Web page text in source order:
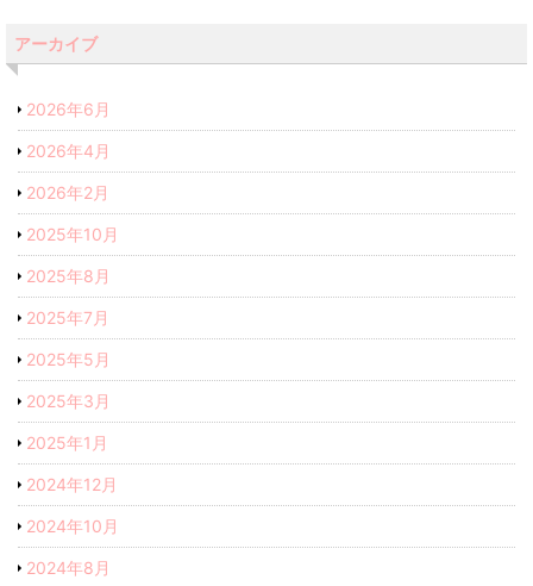
アーカイブ
2026年6月
2026年4月
2026年2月
2025年10月
2025年8月
2025年7月
2025年5月
2025年3月
2025年1月
2024年12月
2024年10月
2024年8月